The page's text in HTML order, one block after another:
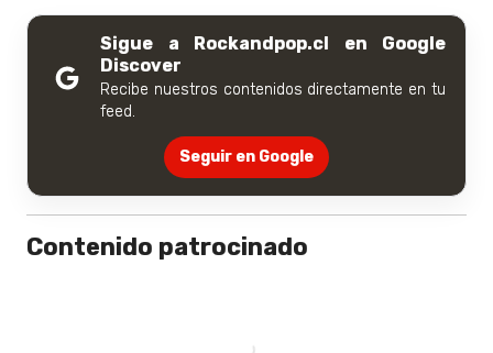
Sigue a Rockandpop.cl en Google
Discover
Recibe nuestros contenidos directamente en tu
feed.
Seguir en Google
Contenido patrocinado